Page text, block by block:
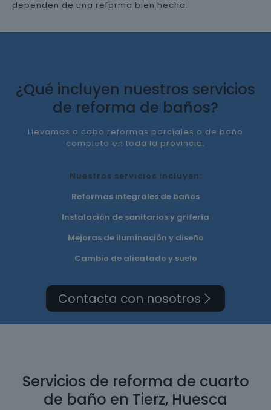
dependen de una reforma bien hecha.
¿Qué incluyen nuestros servicios
de reforma de baños?
Llevamos a cabo reformas parciales o de baño
completo en toda la provincia.
Nuestros servicios incluyen:
Reformas integrales de baños
Instalación de sanitarios y grifería
Mejoras de iluminación y diseño
Cambio de alicatado y suelo
Contacta con nosotros
Servicios de reforma de cuarto
de baño en Tierz, Huesca